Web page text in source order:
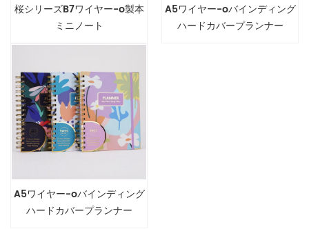
桜シリーズB7ワイヤー-o製本
ミニノート
A5ワイヤー-oバインディング
ハードカバープランナー
A5ワイヤー-oバインディング
ハードカバープランナー